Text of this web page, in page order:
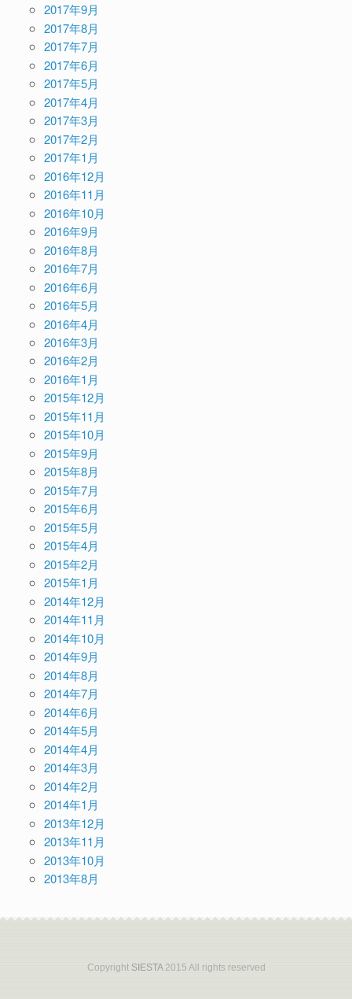
2017年9月
2017年8月
2017年7月
2017年6月
2017年5月
2017年4月
2017年3月
2017年2月
2017年1月
2016年12月
2016年11月
2016年10月
2016年9月
2016年8月
2016年7月
2016年6月
2016年5月
2016年4月
2016年3月
2016年2月
2016年1月
2015年12月
2015年11月
2015年10月
2015年9月
2015年8月
2015年7月
2015年6月
2015年5月
2015年4月
2015年2月
2015年1月
2014年12月
2014年11月
2014年10月
2014年9月
2014年8月
2014年7月
2014年6月
2014年5月
2014年4月
2014年3月
2014年2月
2014年1月
2013年12月
2013年11月
2013年10月
2013年8月
CopyrightSIESTA 2015 All rights reserved